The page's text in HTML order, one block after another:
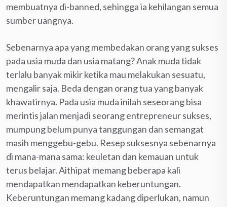
membuatnya di-banned, sehingga ia kehilangan semua
sumber uangnya.
Sebenarnya apa yang membedakan orang yang sukses
pada usia muda dan usia matang? Anak muda tidak
terlalu banyak mikir ketika mau melakukan sesuatu,
mengalir saja. Beda dengan orang tua yang banyak
khawatirnya. Pada usia muda inilah seseorang bisa
merintis jalan menjadi seorang entrepreneur sukses,
mumpung belum punya tanggungan dan semangat
masih menggebu-gebu. Resep suksesnya sebenarnya
di mana-mana sama: keuletan dan kemauan untuk
terus belajar. Aithipat memang beberapa kali
mendapatkan mendapatkan keberuntungan.
Keberuntungan memang kadang diperlukan, namun